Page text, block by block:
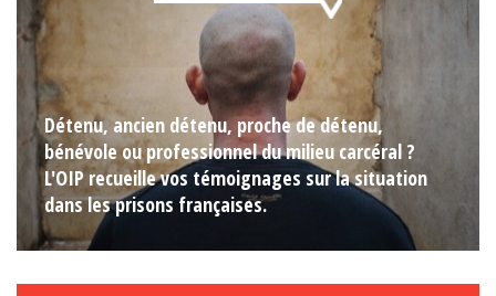
Détenu, ancien détenu, proche de détenu,
bénévole ou professionnel du milieu carcéral ?
L'OIP recueille vos témoignages sur la situation
dans les prisons françaises.